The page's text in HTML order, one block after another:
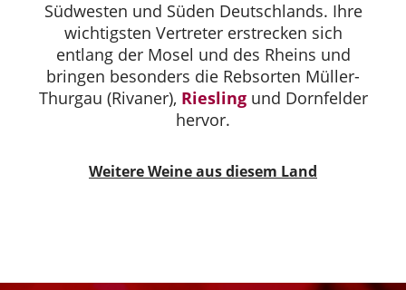
Südwesten und Süden Deutschlands. Ihre
wichtigsten Vertreter erstrecken sich
entlang der Mosel und des Rheins und
bringen besonders die Rebsorten Müller-
Thurgau (Rivaner), Rieslingund Dornfelder
hervor.
Weitere Weine aus diesem Land